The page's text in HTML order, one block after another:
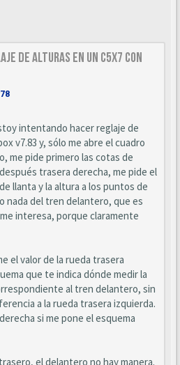
de alturas en un C5x7 con
intentando hacer reglaje de
v7.83 y, sólo me abre el cuadro
me pide primero las cotas de
trasera derecha, me pide el
llanta y la altura a los puntos de
nada del tren delantero, que es
interesa, porque claramente
el valor de la rueda trasera
que te indica dónde medir la
al tren delantero, sin
a la rueda trasera izquierda.
si me pone el esquema
el delantero no hay manera.